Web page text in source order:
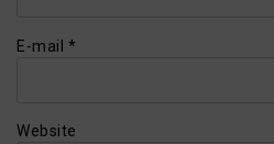
E-mail *
Website